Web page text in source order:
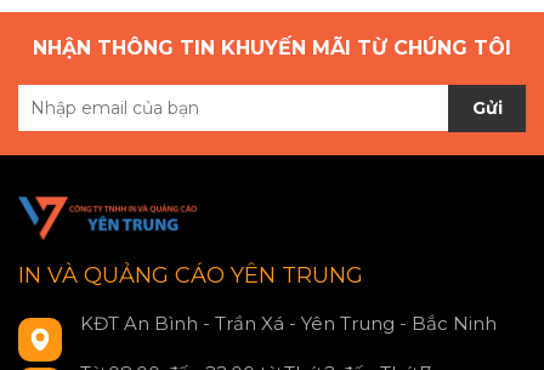
NHẬN THÔNG TIN KHUYẾN MÃI TỪ CHÚNG TÔI
Gửi
IN VÀ QUẢNG CÁO YÊN TRUNG
KĐT An Bình - Trần Xá - Yên Trung - Bắc Ninh